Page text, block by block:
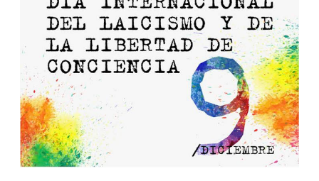
Europa
Laica
ante
el
Día
Internacional
del